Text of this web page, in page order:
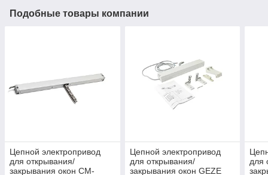
Подобные товары компании
Цепной электропривод
для открывания/
закрывания окон CM-
Цепной электропривод
для открывания/
закрывания окон GEZE
для